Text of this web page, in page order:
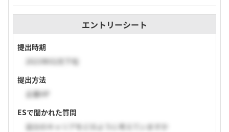
エントリーシート
提出時期
2023年02月下旬
提出方法
企業HP
ESで聞かれた質問
自分のキャリアをどのように考えていますか